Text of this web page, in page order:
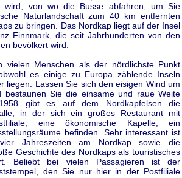
wird, von wo die Busse abfahren, um Sie
Naturlandschaft zum 40 km entfernten
zu bringen. Das Nordkap liegt auf der Insel
Finnmark, die seit Jahrhunderten von den
bevölkert wird.
vielen Menschen als der nördlichste Punkt
es einige zu Europa zählende Inseln
liegen. Lassen Sie sich den eisigen Wind um
bestaunen Sie die einsame und raue Weite
gibt es auf dem Nordkapfelsen die
in der sich ein großes Restaurant mit
eine ökonomische Kapelle, ein
befinden. Sehr interessant ist
Jahreszeiten am Nordkap sowie die
Geschichte des Nordkaps als touristisches
Beliebt bei vielen Passagieren ist der
den Sie nur hier in der Postfiliale